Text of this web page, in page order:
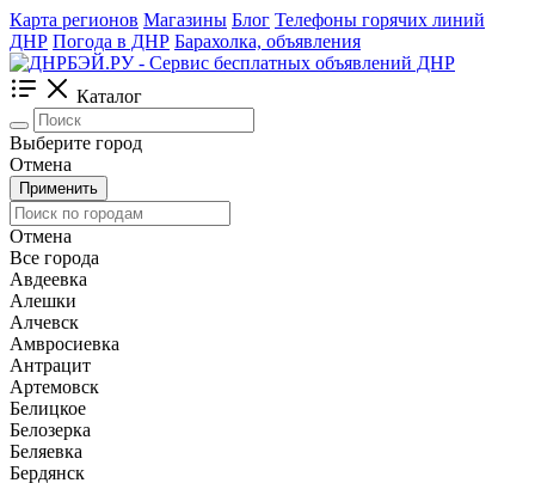
Карта регионов Магазины Блог Телефоны горячих линий
ДНР Погода в ДНР Барахолка, объявления
Каталог
Выберите город
Отмена
Применить
Отмена
Все города
Авдеевка
Алешки
Алчевск
Амвросиевка
Антрацит
Артемовск
Белицкое
Белозерка
Беляевка
Бердянск